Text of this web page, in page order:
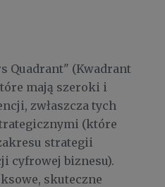
Quadrant" (Kwadrant
mają szeroki i
zwłaszcza tych
(które
strategii
cyfrowej biznesu).
skuteczne